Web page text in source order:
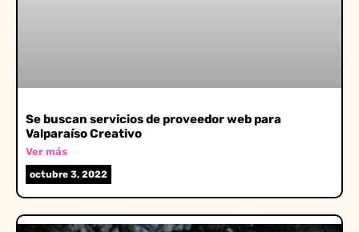
Se buscan servicios de proveedor web para
Valparaíso Creativo
Ver más
octubre 3, 2022